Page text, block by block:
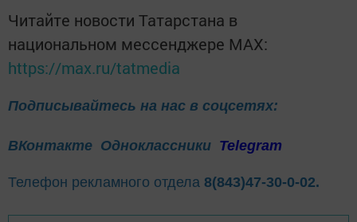
Читайте новости Татарстана в
национальном мессенджере MАХ:
https://max.ru/tatmedia
Подписывайтесь на нас в соцсетях:
ВКонтакте Одноклассники Telegram
Телефон рекламного отдела 8(843)47-30-0-02.